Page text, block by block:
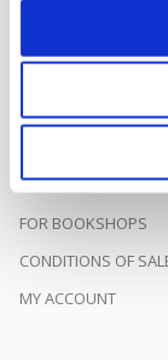
SCIENCES PO
help public and
FOREIGN RIGHTS
FOR BOOKSHOPS
CONDITIONS OF
MY ACCOUNT